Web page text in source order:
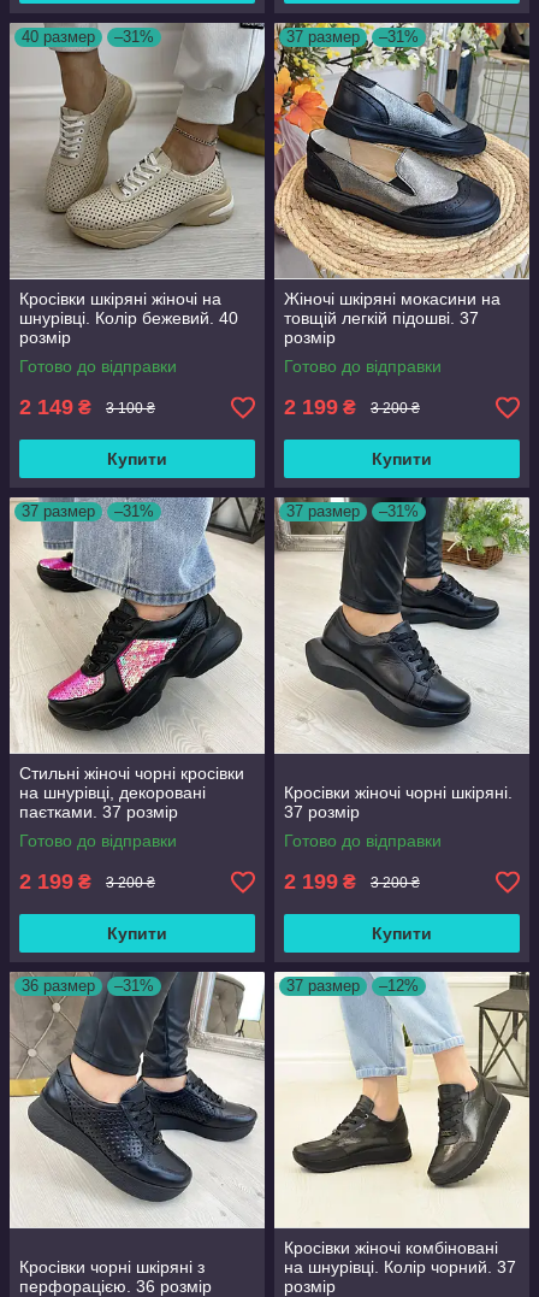
40 размер –31%
Кросівки шкіряні жіночі на
шнурівці. Колір бежевий. 40
розмір
Готово до відправки
2 149 ₴ 3 100 ₴
Купити
37 размер –31%
Жіночі шкіряні мокасини на
товщій легкій підошві. 37
розмір
Готово до відправки
2 199 ₴ 3 200 ₴
Купити
37 размер –31%
Стильні жіночі чорні кросівки
на шнурівці, декоровані
паєтками. 37 розмір
Готово до відправки
2 199 ₴ 3 200 ₴
Купити
37 размер –31%
Кросівки жіночі чорні шкіряні.
37 розмір
Готово до відправки
2 199 ₴ 3 200 ₴
Купити
36 размер –31%
Кросівки чорні шкіряні з
перфорацією. 36 розмір
37 размер –12%
Кросівки жіночі комбіновані
на шнурівці. Колір чорний. 37
розмір